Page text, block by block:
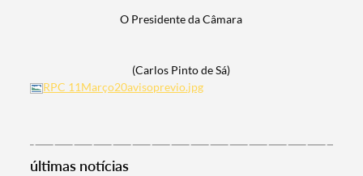
O Presidente da Câmara
(Carlos Pinto de Sá)​
RPC 11Março20avisoprevio.jpg
últimas notícias